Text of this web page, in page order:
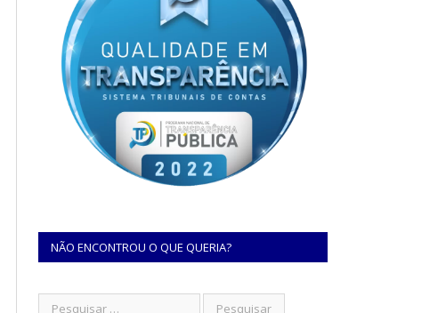
NÃO ENCONTROU O QUE QUERIA?